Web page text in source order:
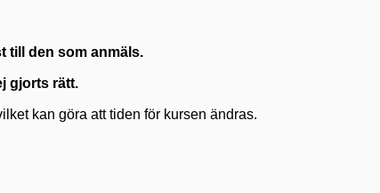
till den som anmäls.
gjorts rätt.
kan göra att tiden för kursen ändras.